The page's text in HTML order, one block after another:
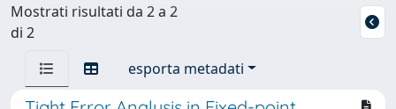
Mostrati risultati da 2 a 2
di 2
esporta metadati